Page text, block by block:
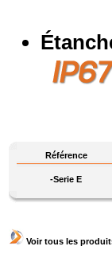
Référence
-Serie E
Voir tous les